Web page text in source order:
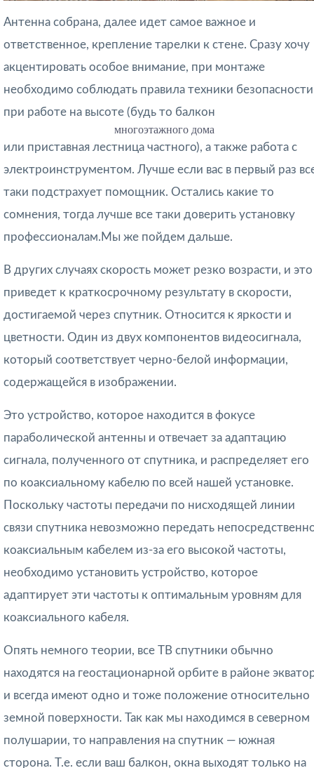
Антенна собрана, далее идет самое важное и
ответственное, крепление тарелки к стене. Сразу хочу
акцентировать особое внимание, при монтаже
необходимо соблюдать правила техники безопасности
при работе на высоте (будь то балкон
многоэтажного дома
или приставная лестница частного), а также работа с
электроинструментом. Лучше если вас в первый раз
таки подстрахует помощник. Остались какие то
сомнения, тогда лучше все таки доверить установку
профессионалам.Мы же пойдем дальше.
В других случаях скорость может резко возрасти, и это
приведет к краткосрочному результату в скорости,
достигаемой через спутник. Относится к яркости и
цветности. Один из двух компонентов видеосигнала,
который соответствует черно-белой информации,
содержащейся в изображении.
Это устройство, которое находится в фокусе
параболической антенны и отвечает за адаптацию
сигнала, полученного от спутника, и распределяет его
по коаксиальному кабелю по всей нашей установке.
Поскольку частоты передачи по нисходящей линии
связи спутника невозможно передать
коаксиальным кабелем из-за его высокой частоты,
необходимо установить устройство, которое
адаптирует эти частоты к оптимальным уровням для
коаксиального кабеля.
Опять немного теории, все ТВ спутники обычно
находятся на геостационарной орбите в районе
и всегда имеют одно и тоже положение относительно
земной поверхности. Так как мы находимся в северном
полушарии, то направления на спутник — южная
сторона. Т.е. если ваш балкон, окна выходят только на